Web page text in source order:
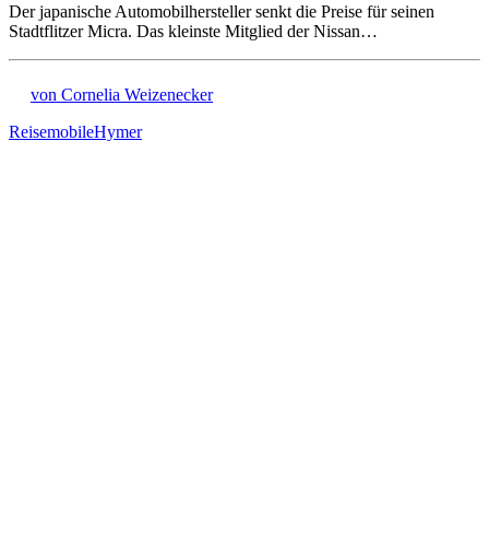
Der japanische Automobilhersteller senkt die Preise für seinen
Stadtflitzer Micra. Das kleinste Mitglied der Nissan…
von Cornelia Weizenecker
ReisemobileHymer